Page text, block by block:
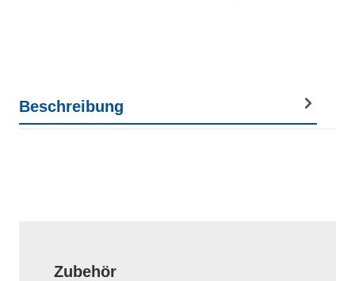
Beschreibung
Produktgalerie überspringen
Zubehör